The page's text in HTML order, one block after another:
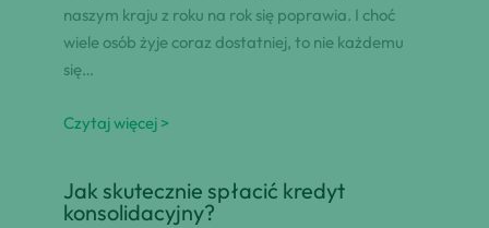
naszym kraju z roku na rok się poprawia. I choć
wiele osób żyje coraz dostatniej, to nie każdemu
się…
Czytaj więcej >
Jak skutecznie spłacić kredyt
konsolidacyjny?